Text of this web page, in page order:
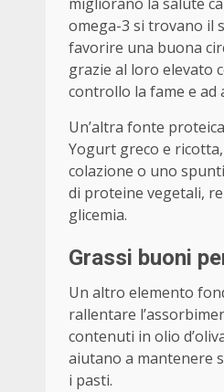
omega-3 si trovano il
favorire una buona
grazie al loro elevato
controllo la fame e ad
Un’altra fonte
Yogurt greco e
colazione o uno
di proteine vegetali,
glicemia.
Grassi buoni
Un altro elemento
rallentare
contenuti in olio
aiutano a mantenere
i pasti.